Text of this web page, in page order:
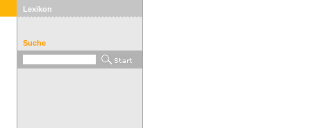
Lexikon
Suche